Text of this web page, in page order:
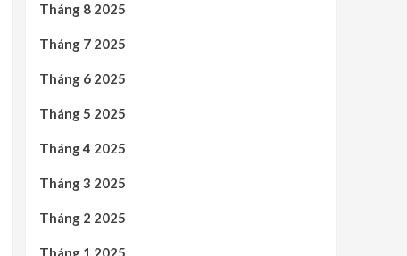
Tháng 8 2025
Tháng 7 2025
Tháng 6 2025
Tháng 5 2025
Tháng 4 2025
Tháng 3 2025
Tháng 2 2025
Tháng 1 2025